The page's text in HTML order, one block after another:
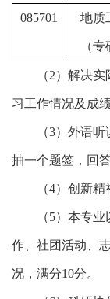
085701 地质
（专
（2）解决
习工作情况及成
（3）外语
抽一个题签，回
（4）创新
（5）本专
作、社团活动、
况，满分10分。